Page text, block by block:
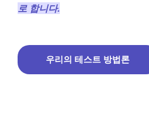
로 합니다.
우리의 테스트 방법론